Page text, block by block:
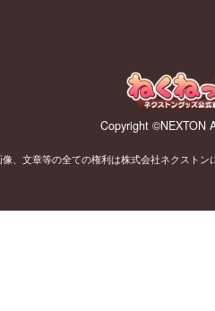
Copyright ©NEXTON
、文章等の全ての権利は株式会社ネクスト